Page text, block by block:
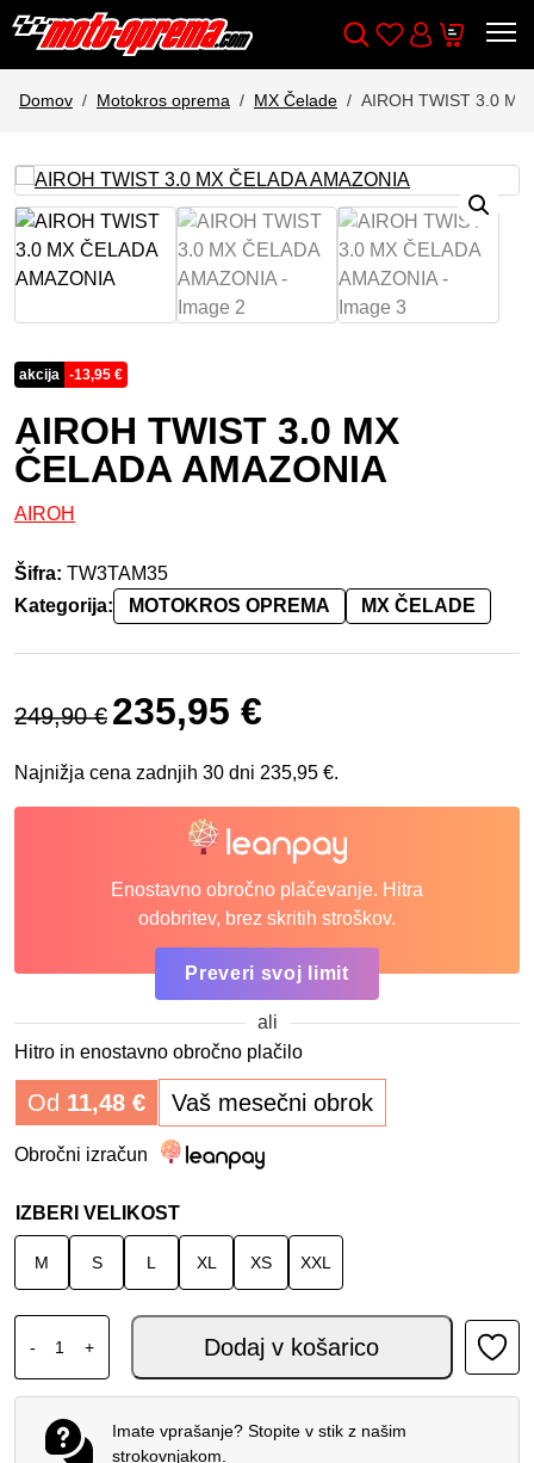
Wishlist
Cart
Domov Motokros oprema MX Čelade AIROH TWIST 3.0 MX
akcija -13,95 €
AIROH TWIST 3.0 MX
ČELADA AMAZONIA
AIROH
Šifra: TW3TAM35
Kategorija:
MOTOKROS OPREMA MX ČELADE
249,90€
Izvirna cena je bila: 249,90 €.
235,95 €
Najnižja cena zadnjih 30 dni 235,95 €.
Enostavno obročno plačevanje. Hitra
odobritev, brez skritih stroškov.
Preveri svoj limit
ali
Hitro in enostavno obročno plačilo
Od 11,48 € Vaš mesečni obrok
Obročni izračun
IZBERI VELIKOST
M S L XL XS XXL
-
AIROH TWIST 3.0 MX ČELADA AMAZONIA količina
+ Dodaj v košarico
Imate vprašanje? Stopite v stik z našim
strokovnjakom.